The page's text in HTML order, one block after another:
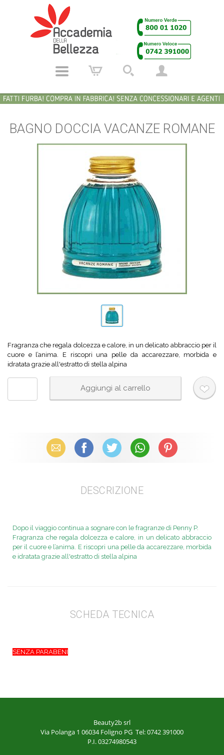
BAGNO DOCCIA VACANZE ROMANE
Fragranza che regala dolcezza e calore, in un delicato abbraccio per il
cuore e l’anima. E riscopri una pelle da accarezzare, morbida e
idratata grazie all'estratto di stella alpina
Email Facebook X (Twitter) WhatsAppPinterest
DESCRIZIONE
Dopo il viaggio continua a sognare con le fragranze di Penny P.
Fragranza che regala dolcezza e calore, in un delicato abbraccio
per il cuore e l’anima. E riscopri una pelle da accarezzare, morbida
e idratata grazie all'estratto di stella alpina
SCHEDA TECNICA
SENZA PARABENI
Beauty2b srl
Via Polanga 1 06034 Foligno PG Tel: 0742 391000
P.I. 03274980543